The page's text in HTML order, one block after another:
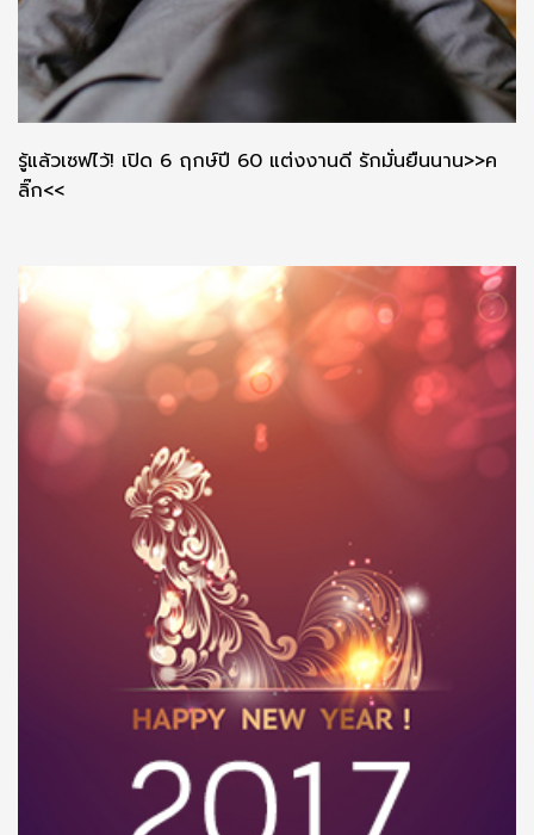
รู้แล้วเซฟไว้! เปิด 6 ฤกษ์ปี 60 แต่งงานดี รักมั่นยืนนาน>>ค
ลิ๊ก<<